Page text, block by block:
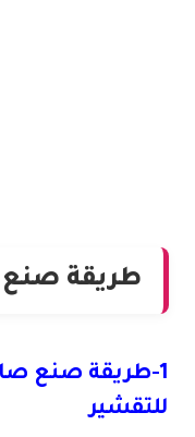
طريقة صنع
1-طريقة صنع
للتقشير